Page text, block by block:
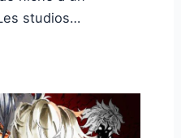
studios…